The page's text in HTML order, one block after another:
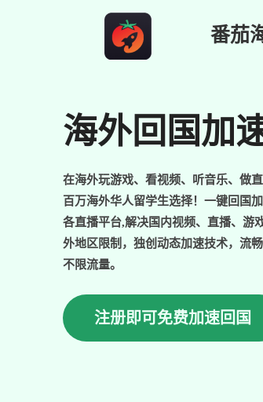
番茄
海外回国加
在海外玩游戏、看视频、听音乐、做
百万海外华人留学生选择！一键回国
各直播平台,解决国内视频、直播、游
外地区限制，独创动态加速技术，流
不限流量。
注册即可免费加速回国